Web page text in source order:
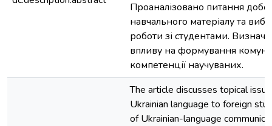
Проаналізовано питання
навчального матеріалу та
роботи зі студентами.
впливу на формування
компетенції научуваних.
The article discusses topical
Ukrainian language to foreign
of Ukrainian-language